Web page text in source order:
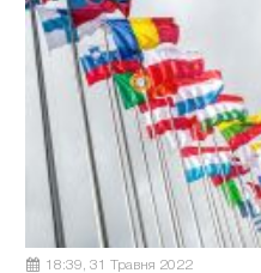
18:39, 31 Травня 2022